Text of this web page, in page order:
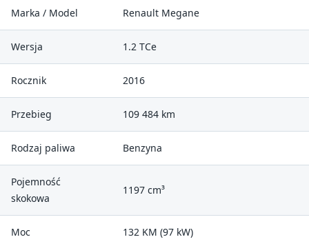
Marka / Model Renault Megane
Wersja 1.2 TCe
Rocznik 2016
Przebieg 109 484 km
Rodzaj paliwa Benzyna
Pojemność
skokowa
1197 cm³
Moc 132 KM (97 kW)